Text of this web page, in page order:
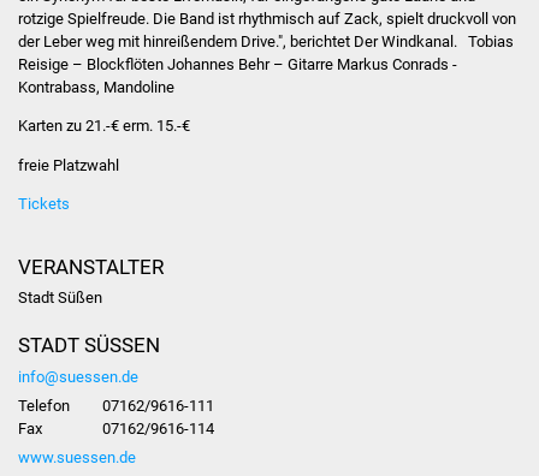
Bürger & Service
rotzige Spielfreude. Die Band ist rhythmisch auf Zack, spielt druckvoll von
der Leber weg mit hinreißendem Drive.", berichtet Der Windkanal. Tobias
Reisige – Blockflöten Johannes Behr – Gitarre Markus Conrads -
Kontrabass, Mandoline
Karten zu 21.-€ erm. 15.-€
freie Platzwahl
Tickets
VERANSTALTER
Stadt Süßen
STADT SÜSSEN
info@suessen.de
Telefon
07162/9616-111
Fax
07162/9616-114
www.suessen.de